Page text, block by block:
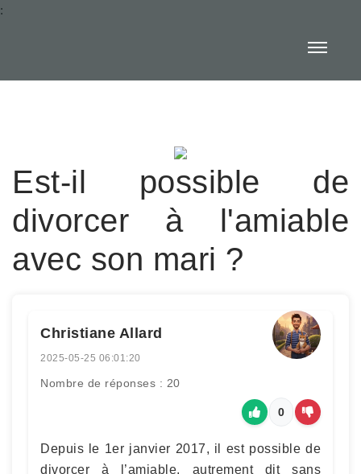
:
Est-il possible de
divorcer à l'amiable
avec son mari ?
Christiane Allard
2025-05-25 06:01:20
Nombre de réponses : 20
0
Depuis le 1er janvier 2017, il est possible de
divorcer à l’amiable, autrement dit sans